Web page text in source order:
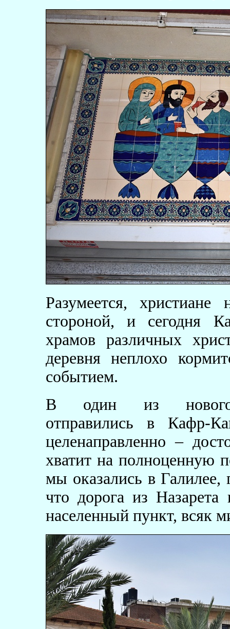
Разумеется,
стороной, и сегодня
храмов различных
деревня неплохо
событием.
В один из
отправились в
целенаправленно –
хватит на полноценную
мы оказались в Галилее,
что дорога из Назарета
населенный пункт, всяк